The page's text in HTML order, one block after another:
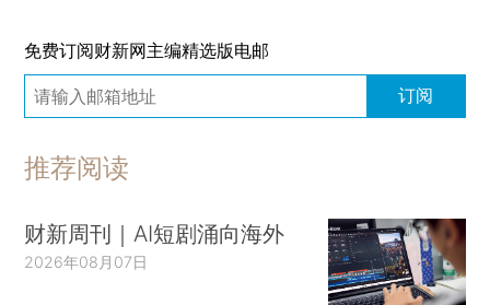
免费订阅财新网主编精选版电邮
订阅
推荐阅读
财新周刊｜AI短剧涌向海外
2026年08月07日